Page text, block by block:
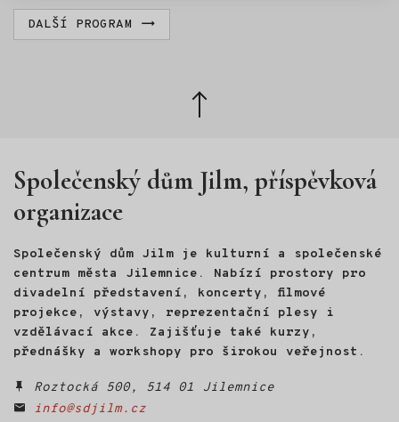
Kč.
DALŠÍ PROGRAM
Zpět
nahoru
Společenský dům Jilm, příspěvková
organizace
Společenský dům Jilm je kulturní a společenské
centrum města Jilemnice. Nabízí prostory pro
divadelní představení, koncerty, filmové
projekce, výstavy, reprezentační plesy i
vzdělávací akce. Zajišťuje také kurzy,
přednášky a workshopy pro širokou veřejnost.
Roztocká 500, 514 01 Jilemnice
info@sdjilm.cz